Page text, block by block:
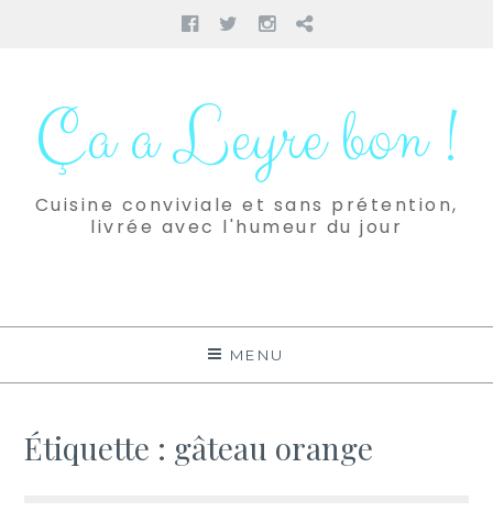
Facebook
TwitterInstagram
Pinterest
contenuÇa a Leyre bon !
Cuisine conviviale et sans prétention,
livrée avec l'humeur du jour
MENU
Étiquette : gâteau orange